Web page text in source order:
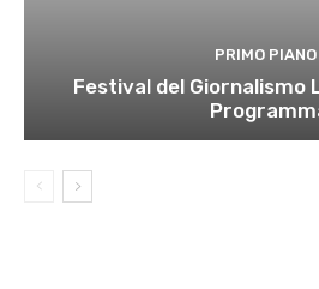
PRIMO PIANO
Festival del Giornalismo